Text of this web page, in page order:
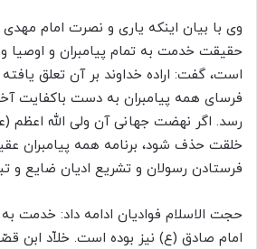
وی با بیان اینکه یاری و نصرت امام
حقیقت خدمت به تمام پیامبران و اوصیا
است، گفت: اراده خداوند بر آن تعلق
فرسای همه پیامبران به دست باکفایت
رسد. اگر نهضت جهانی آن ولی الله اعظم
خلقت حذف شود، برنامه همه پیامبران
فرستادن رسولان و تشریع ادیان ضایع و
حجت الاسلام فوادیان ادامه داد: خدمت
امام صادق (ع) نیز بوده است. خلاّد ابن